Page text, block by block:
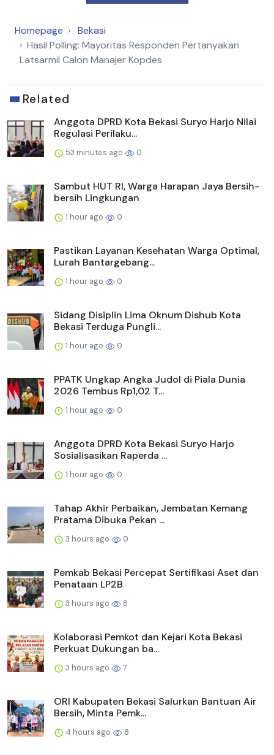
Homepage
Bekasi
Hasil Polling: Mayoritas Responden Pertanyakan
Latsarmil Calon Manajer Kopdes
Related
Anggota DPRD Kota Bekasi Suryo Harjo Nilai
Regulasi Perilaku...
53 minutes ago 0
Sambut HUT RI, Warga Harapan Jaya Bersih-
bersih Lingkungan
1 hour ago 0
Pastikan Layanan Kesehatan Warga Optimal,
Lurah Bantargebang...
1 hour ago 0
Sidang Disiplin Lima Oknum Dishub Kota
Bekasi Terduga Pungli...
1 hour ago 0
PPATK Ungkap Angka Judol di Piala Dunia
2026 Tembus Rp1,02 T...
1 hour ago 0
Anggota DPRD Kota Bekasi Suryo Harjo
Sosialisasikan Raperda ...
1 hour ago 0
Tahap Akhir Perbaikan, Jembatan Kemang
Pratama Dibuka Pekan ...
3 hours ago 0
Pemkab Bekasi Percepat Sertifikasi Aset dan
Penataan LP2B
3 hours ago 8
Kolaborasi Pemkot dan Kejari Kota Bekasi
Perkuat Dukungan ba...
3 hours ago 7
ORI Kabupaten Bekasi Salurkan Bantuan Air
Bersih, Minta Pemk...
4 hours ago 8